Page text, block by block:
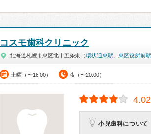
コスモ歯科クリニック
北海道札幌市東区北十五条東（環状通東駅 東区役所前駅
土曜（〜18:00） 夜（〜20:00）
4.02
小児歯科について